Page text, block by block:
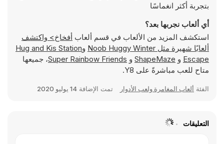
بتجربة أكثر انغماسًا
أي ألعاب نجربها بعد؟
استكشف المزيد من الألعاب في قسم ألعاب
أفخاخ> واكتشف
ألعابًا شهيرة مثل Noob Huggy Winter وHug and Kis Station
Escape و ShapeMaze و Super Rainbow Friends، جميعها
متاح للعب مباشرةً على Y8.
الفئة ألعاب المغامرة ولعب الأدوار تمت الإضافة 14 يوليو 2020
التعليقات